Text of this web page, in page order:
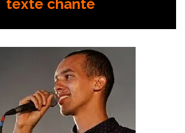
texte chanté